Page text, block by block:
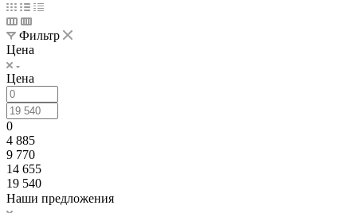
Фильтр
Цена
Цена
0
4 885
9 770
14 655
19 540
Наши предложения